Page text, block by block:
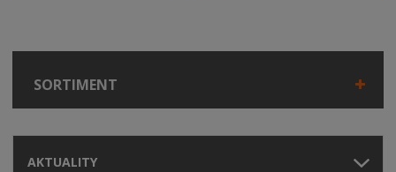
SORTIMENT
AKTUALITY